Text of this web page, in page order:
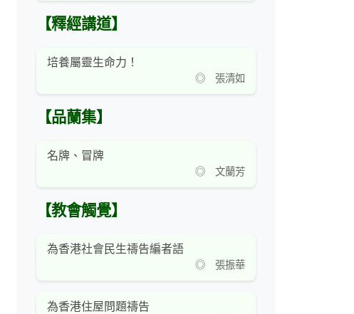
【釋經講道】
培養屬靈生命力！
◎ 張清如
【品蘭集】
名牌、冒牌
◎ 文蘭芳
【教會觸覺】
為香港社會民生禱告編者語
◎ 張振華
為香港住屋問題禱告